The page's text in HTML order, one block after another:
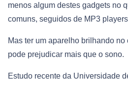
menos algum destes gadgets no
comuns, seguidos de MP3
Mas ter um aparelho brilhando no
pode prejudicar mais que o sono.
Estudo recente da Universidade